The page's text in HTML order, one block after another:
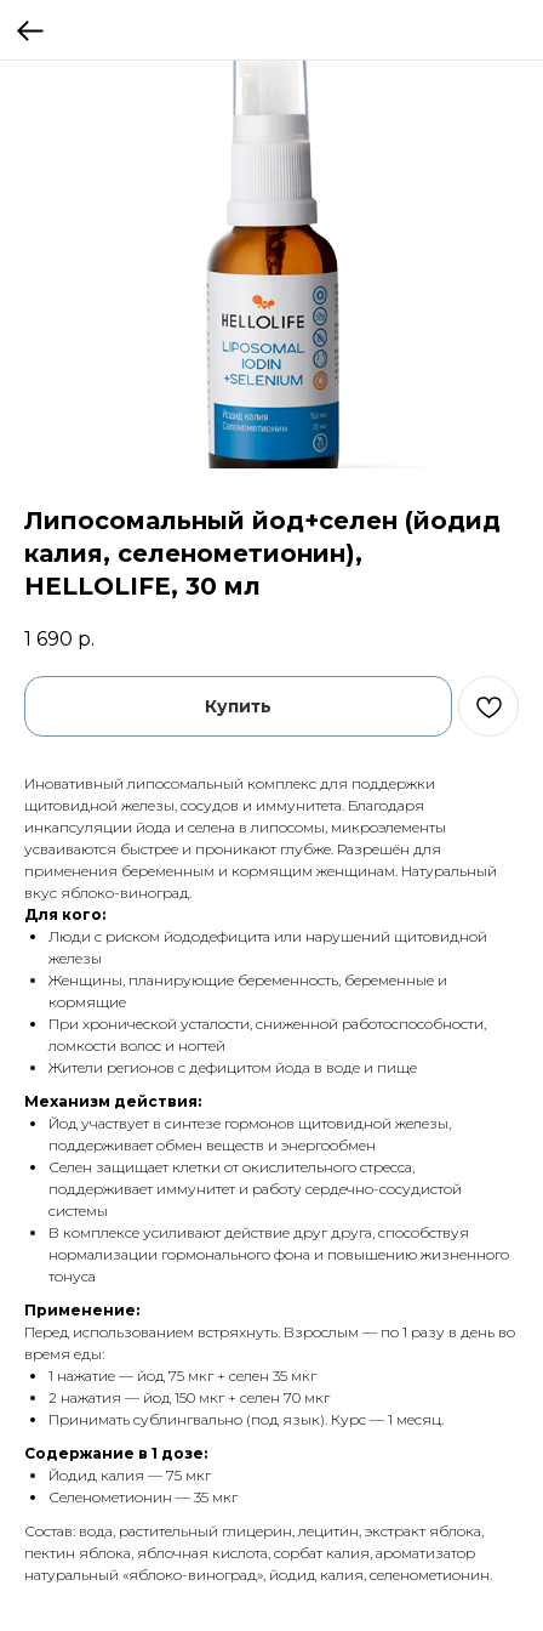
Липосомальный йод+селен (йодид
калия, селенометионин),
HELLOLIFE, 30 мл
1 690 р.
Купить
Иновативный липосомальный комплекс для поддержки
щитовидной железы, сосудов и иммунитета. Благодаря
инкапсуляции йода и селена в липосомы, микроэлементы
усваиваются быстрее и проникают глубже. Разрешён для
применения беременным и кормящим женщинам. Натуральный
вкус яблоко-виноград.
Для кого:
Люди с риском йододефицита или нарушений щитовидной
железы
Женщины, планирующие беременность, беременные и
кормящие
При хронической усталости, сниженной работоспособности,
ломкости волос и ногтей
Жители регионов с дефицитом йода в воде и пище
Механизм действия:
Йод участвует в синтезе гормонов щитовидной железы,
поддерживает обмен веществ и энергообмен
Селен защищает клетки от окислительного стресса,
поддерживает иммунитет и работу сердечно-сосудистой
системы
В комплексе усиливают действие друг друга, способствуя
нормализации гормонального фона и повышению жизненного
тонуса
Применение:
Перед использованием встряхнуть. Взрослым — по 1 разу в день во
время еды:
1 нажатие — йод 75 мкг + селен 35 мкг
2 нажатия — йод 150 мкг + селен 70 мкг
Принимать сублингвально (под язык). Курс — 1 месяц.
Содержание в 1 дозе:
Йодид калия — 75 мкг
Селенометионин — 35 мкг
Состав: вода, растительный глицерин, лецитин, экстракт яблока,
пектин яблока, яблочная кислота, сорбат калия, ароматизатор
натуральный «яблоко-виноград», йодид калия, селенометионин.